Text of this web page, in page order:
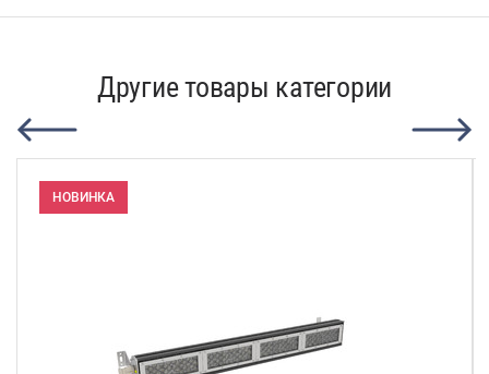
Другие товары категории
НОВИНКА